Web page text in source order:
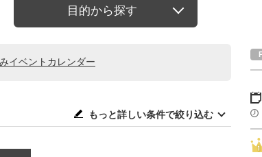
目的から探す
イベントカレンダー
もっと詳しい条件で絞り込む